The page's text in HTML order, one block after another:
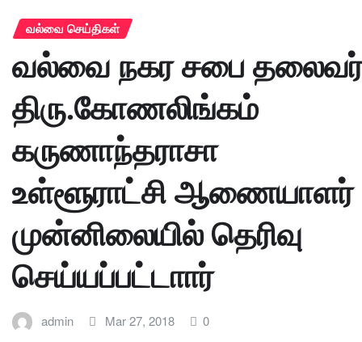
வல்வை செய்திகள்
வல்வை நகர சபை
திரு.கோணலிங்கம்
கருணாந்தராசா
உள்ளூராட்சி ஆணையாளர்
முன்னிலையில் தெரிவு
செய்யப்பட்டாார்
admin Mar 27, 2018 0